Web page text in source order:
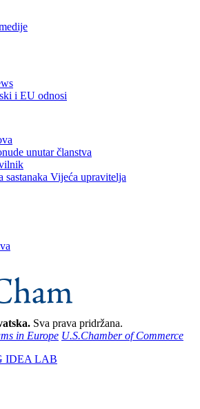
i EU odnosi
unutar članstva
sastanaka Vijeća upravitelja
Sva prava pridržana.
in Europe U.S.Chamber of Commerce
IDEA LAB